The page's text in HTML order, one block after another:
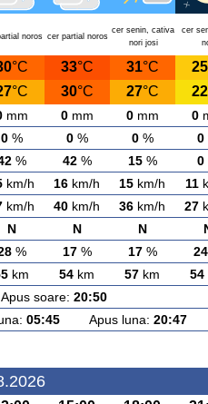
noros cer partial noros
cer senin, cativa
nori josi
cer
°C 33°C 31°C 25
°C 30°C 27°C 22
mm 0mm 0mm 0
0% 0% 0% 0
% 42% 15% 0
km/h 16 km/h 15 km/h 11
km/h 40 km/h 36 km/h 27
N N N
% 17% 17% 24
km 54 km 57 km 54
soare: 20:50
05:45 Apus luna: 20:47